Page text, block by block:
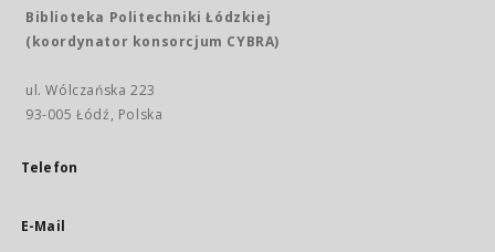
Biblioteka Politechniki Łódzkiej
(koordynator konsorcjum CYBRA)
ul. Wólczańska 223
93-005 Łódź, Polska
Telefon
E-Mail